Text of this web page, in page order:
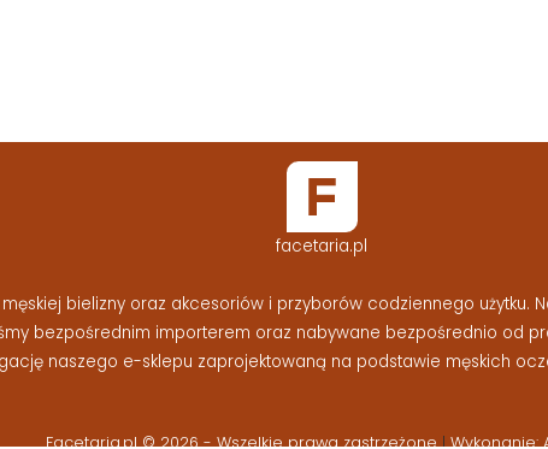
facetaria.pl
bielizny oraz akcesoriów i przyborów codziennego użytku.
bezpośrednim importerem oraz nabywane bezpośrednio od
naszego e-sklepu zaprojektowaną na podstawie męskich
Facetaria.pl © 2026 - Wszelkie prawa zastrzeżone|Wykonanie: